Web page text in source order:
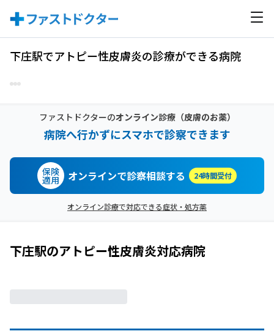
下庄駅でアトピー性皮膚炎の診療ができる病院
ファストドクターのオンライン診療（皮膚のお薬）
病院へ行かずにスマホで診察できます
保険
適用 オンラインで診察相談する 24時間受付
オンライン診療で対応できる症状・処方薬
下庄駅のアトピー性皮膚炎対応病院